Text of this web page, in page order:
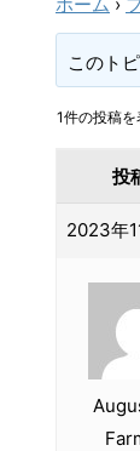
このト
1件の投稿
投
2023年